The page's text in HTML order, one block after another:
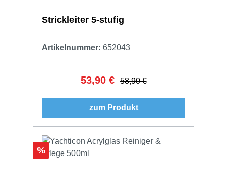
Strickleiter 5-stufig
Artikelnummer: 652043
Verkaufspreis:
53,90 € Regulärer Preis:
58,90 €
zum Produkt
Rabatt
%